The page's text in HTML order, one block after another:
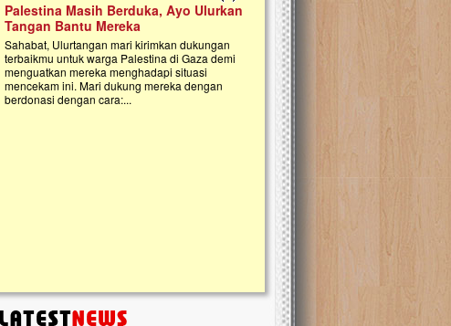
Palestina Masih Berduka, Ayo Ulurkan
Tangan Bantu Mereka
Sahabat, Ulurtangan mari kirimkan dukungan
terbaikmu untuk warga Palestina di Gaza demi
menguatkan mereka menghadapi situasi
mencekam ini. Mari dukung mereka dengan
berdonasi dengan cara:...
Open Donasi Wakaf
Rumah Qur'an & TK Islam
Najjah di Jonggol
Saat ini, Ulurtangan bersama Yayasan
Najjahtul Islam Jonggol sedang merintis
pembangunan Rumah Qur’an dan
kanak Islam Terpadu (TKIT) An Najjah
Gedung Majelis Taklim di Jonggol,...